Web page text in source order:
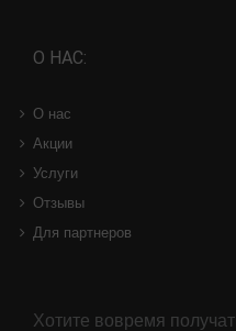
О НАС:
О нас
Акции
Услуги
Отзывы
Для партнеров
Хотите вовремя